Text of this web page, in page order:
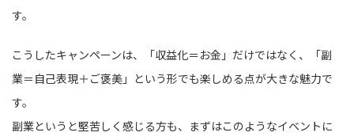
す。
こうしたキャンペーンは、「収益化＝お金」だけではなく、「副
業＝自己表現＋ご褒美」という形でも楽しめる点が大きな魅力で
す。
副業というと堅苦しく感じる方も、まずはこのようなイベントに